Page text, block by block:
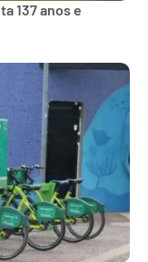
137 anos e